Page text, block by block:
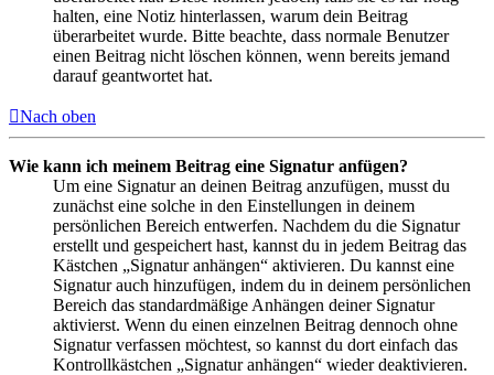
halten, eine Notiz hinterlassen, warum dein Beitrag
überarbeitet wurde. Bitte beachte, dass normale Benutzer
einen Beitrag nicht löschen können, wenn bereits jemand
darauf geantwortet hat.
Nach oben
Wie kann ich meinem Beitrag eine Signatur anfügen?
Um eine Signatur an deinen Beitrag anzufügen, musst du
zunächst eine solche in den Einstellungen in deinem
persönlichen Bereich entwerfen. Nachdem du die Signatur
erstellt und gespeichert hast, kannst du in jedem Beitrag das
Kästchen „Signatur anhängen“ aktivieren. Du kannst eine
Signatur auch hinzufügen, indem du in deinem persönlichen
Bereich das standardmäßige Anhängen deiner Signatur
aktivierst. Wenn du einen einzelnen Beitrag dennoch ohne
Signatur verfassen möchtest, so kannst du dort einfach das
Kontrollkästchen „Signatur anhängen“ wieder deaktivieren.